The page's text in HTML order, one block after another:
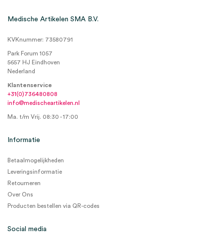
Medische Artikelen SMA B.V.
KVKnummer: 73580791
Park Forum 1057
5657 HJ Eindhoven
Nederland
Klantenservice
+31(0)736480808
info@medischeartikelen.nl
Ma. t/m Vrij. 08:30 - 17:00
Informatie
Betaalmogelijkheden
Leveringsinformatie
Retourneren
Over Ons
Producten bestellen via QR-codes
Social media